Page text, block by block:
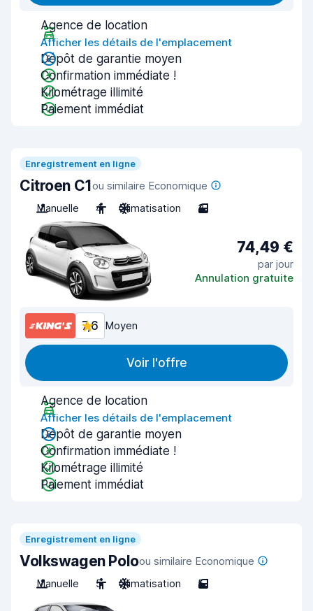
Agence de location
Afficher les détails de l'emplacement
Dépôt de garantie moyen
Confirmation immédiate !
Kilométrage illimité
Paiement immédiat
Enregistrement en ligne
Citroen C1ou similaire Economique
Manuelle
4 Climatisation 3
74,49 €
par jour
Annulation gratuite
7,6 Moyen
Voir l'offre
Agence de location
Afficher les détails de l'emplacement
Dépôt de garantie moyen
Confirmation immédiate !
Kilométrage illimité
Paiement immédiat
Enregistrement en ligne
Volkswagen Poloou similaire Economique
Manuelle
5 Climatisation 5